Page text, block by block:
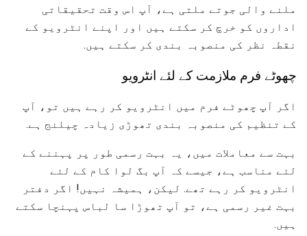
ملنے والی جوتے ملتی ہے، آپ اس وقت تحقیقاتی
اداروں کو خرچ کر سکتے ہیں اور اپنے انٹرویو کے
نقطہ نظر کی منصوبہ بندی کر سکتے ہیں.
چھوٹے فرم ملازمت کے لئے انٹرویو
اگر آپ چھوٹے فرم میں انٹرویو کر رہے ہیں تو، آپ
کے تنظیم کی منصوبہ بندی تھوڑی زیادہ چیلنج ہے.
بہت سے معاملات میں، یہ بہت رسمی طور پر پہننے کے
لئے مناسب ہے، جیسے کہ آپ بگ لوا کام کے لئے
انٹرویو کر رہے تھے. لیکن، ہمیشہ نہیں! اگر دفتر
بہت غیر رسمی ہے، تو آپ تھوڑا سا لباس پہنچا سکتے
ہیں.